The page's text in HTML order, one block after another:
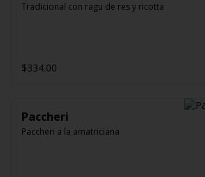
Tradicional con ragu de res y ricotta
$334.00
Paccheri
Paccheri a la amatriciana